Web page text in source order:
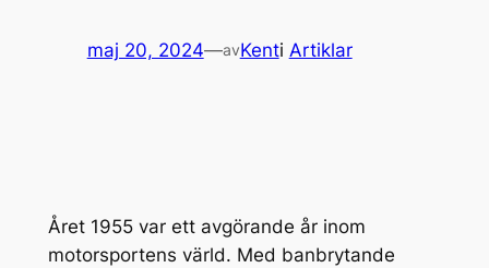
maj 20, 2024—avKenti Artiklar
Året 1955 var ett avgörande år inom
motorsportens värld. Med banbrytande